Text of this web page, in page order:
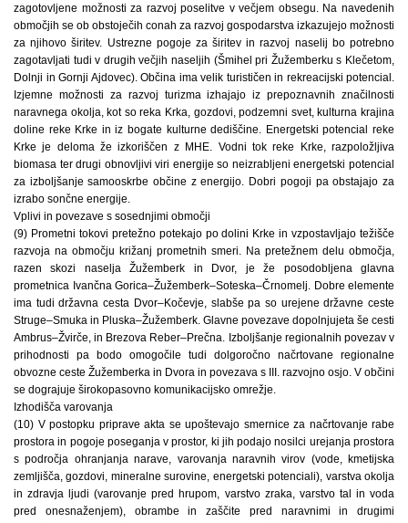
zagotovljene možnosti za razvoj poselitve v večjem obsegu. Na navedenih
območjih se ob obstoječih conah za razvoj gospodarstva izkazujejo možnosti
za njihovo širitev. Ustrezne pogoje za širitev in razvoj naselij bo potrebno
zagotavljati tudi v drugih večjih naseljih (Šmihel pri Žužemberku s Klečetom,
Dolnji in Gornji Ajdovec). Občina ima velik turističen in rekreacijski potencial.
Izjemne možnosti za razvoj turizma izhajajo iz prepoznavnih značilnosti
naravnega okolja, kot so reka Krka, gozdovi, podzemni svet, kulturna krajina
doline reke Krke in iz bogate kulturne dediščine. Energetski potencial reke
Krke je deloma že izkoriščen z MHE. Vodni tok reke Krke, razpoložljiva
biomasa ter drugi obnovljivi viri energije so neizrabljeni energetski potencial
za izboljšanje samooskrbe občine z energijo. Dobri pogoji pa obstajajo za
izrabo sončne energije.
Vplivi in povezave s sosednjimi območji
(9) Prometni tokovi pretežno potekajo po dolini Krke in vzpostavljajo težišče
razvoja na območju križanj prometnih smeri. Na pretežnem delu območja,
razen skozi naselja Žužemberk in Dvor, je že posodobljena glavna
prometnica Ivančna Gorica–Žužemberk–Soteska–Črnomelj. Dobre elemente
ima tudi državna cesta Dvor–Kočevje, slabše pa so urejene državne ceste
Struge–Smuka in Pluska–Žužemberk. Glavne povezave dopolnjujeta še cesti
Ambrus–Žvirče, in Brezova Reber–Prečna. Izboljšanje regionalnih povezav v
prihodnosti pa bodo omogočile tudi dolgoročno načrtovane regionalne
obvozne ceste Žužemberka in Dvora in povezava s III. razvojno osjo. V občini
se dograjuje širokopasovno komunikacijsko omrežje.
Izhodišča varovanja
(10) V postopku priprave akta se upoštevajo smernice za načrtovanje rabe
prostora in pogoje poseganja v prostor, ki jih podajo nosilci urejanja prostora
s področja ohranjanja narave, varovanja naravnih virov (vode, kmetijska
zemljišča, gozdovi, mineralne surovine, energetski potenciali), varstva okolja
in zdravja ljudi (varovanje pred hrupom, varstvo zraka, varstvo tal in voda
pred onesnaženjem), obrambe in zaščite pred naravnimi in drugimi